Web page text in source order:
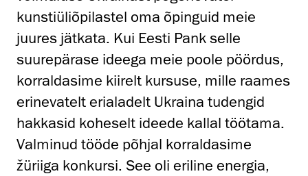
kunstiüliõpilastel oma õpinguid meie
juures jätkata. Kui Eesti Pank selle
suurepärase ideega meie poole pöördus,
korraldasime kiirelt kursuse, mille raames
erinevatelt erialadelt Ukraina tudengid
hakkasid koheselt ideede kallal töötama.
Valminud tööde põhjal korraldasime
žüriiga konkursi. See oli eriline energia,